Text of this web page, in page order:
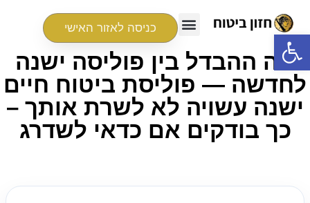
פתח סרגל נגישות כניסה לאזור האישי
מה ההבדל בין פוליסה ישנה
לחדשה — פוליסת ביטוח חיים
ישנה עשויה לא לשרת אותך –
כך בודקים אם כדאי לשדרג